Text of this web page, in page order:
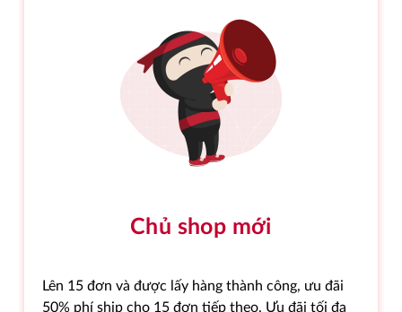
Chủ shop mới
Lên 15 đơn và được lấy hàng thành công, ưu đãi
50% phí ship cho 15 đơn tiếp theo. Ưu đãi tối đa